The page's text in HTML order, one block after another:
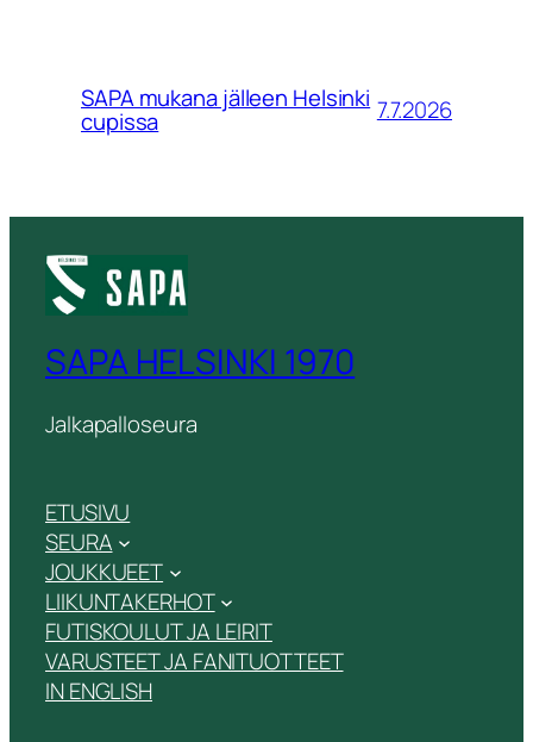
SAPA mukana jälleen Helsinki
cupissa 7.7.2026
SAPA HELSINKI 1970
Jalkapalloseura
ETUSIVU
SEURA
JOUKKUEET
LIIKUNTAKERHOT
FUTISKOULUT JA LEIRIT
VARUSTEET JA FANITUOTTEET
IN ENGLISH